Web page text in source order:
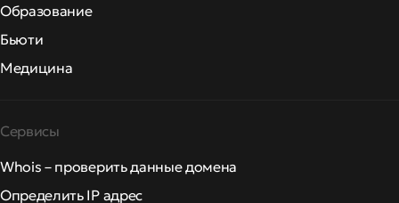
Образование
Бьюти
Медицина
Сервисы
Whois – проверить данные домена
Определить IP адрес